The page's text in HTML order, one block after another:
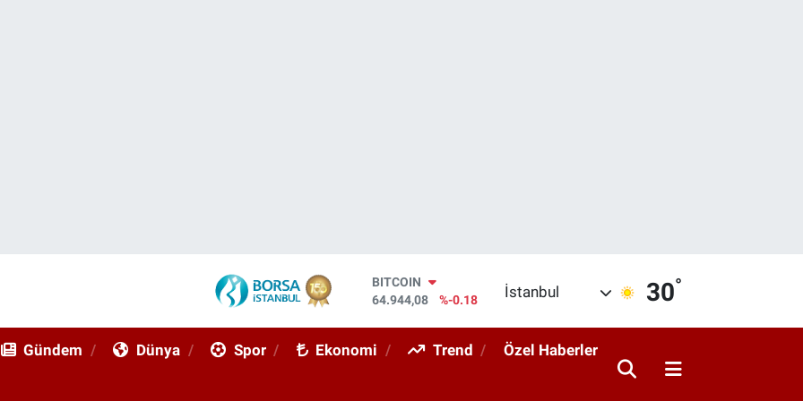
DOLAR
47,7436
%0.18
STERLİN
İstanbul 30°
Gündem Dünya Spor Ekonomi Trend Özel Haberler